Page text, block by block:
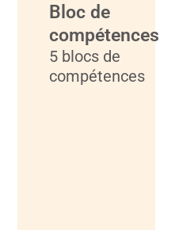
Bloc de
compétences
5 blocs de
compétences